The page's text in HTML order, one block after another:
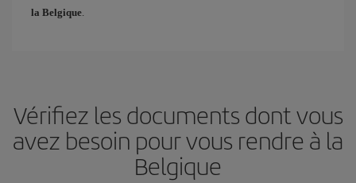
la Belgique
Vérifiez les documents dont vous
avez besoin pour vous rendre à la
Belgique